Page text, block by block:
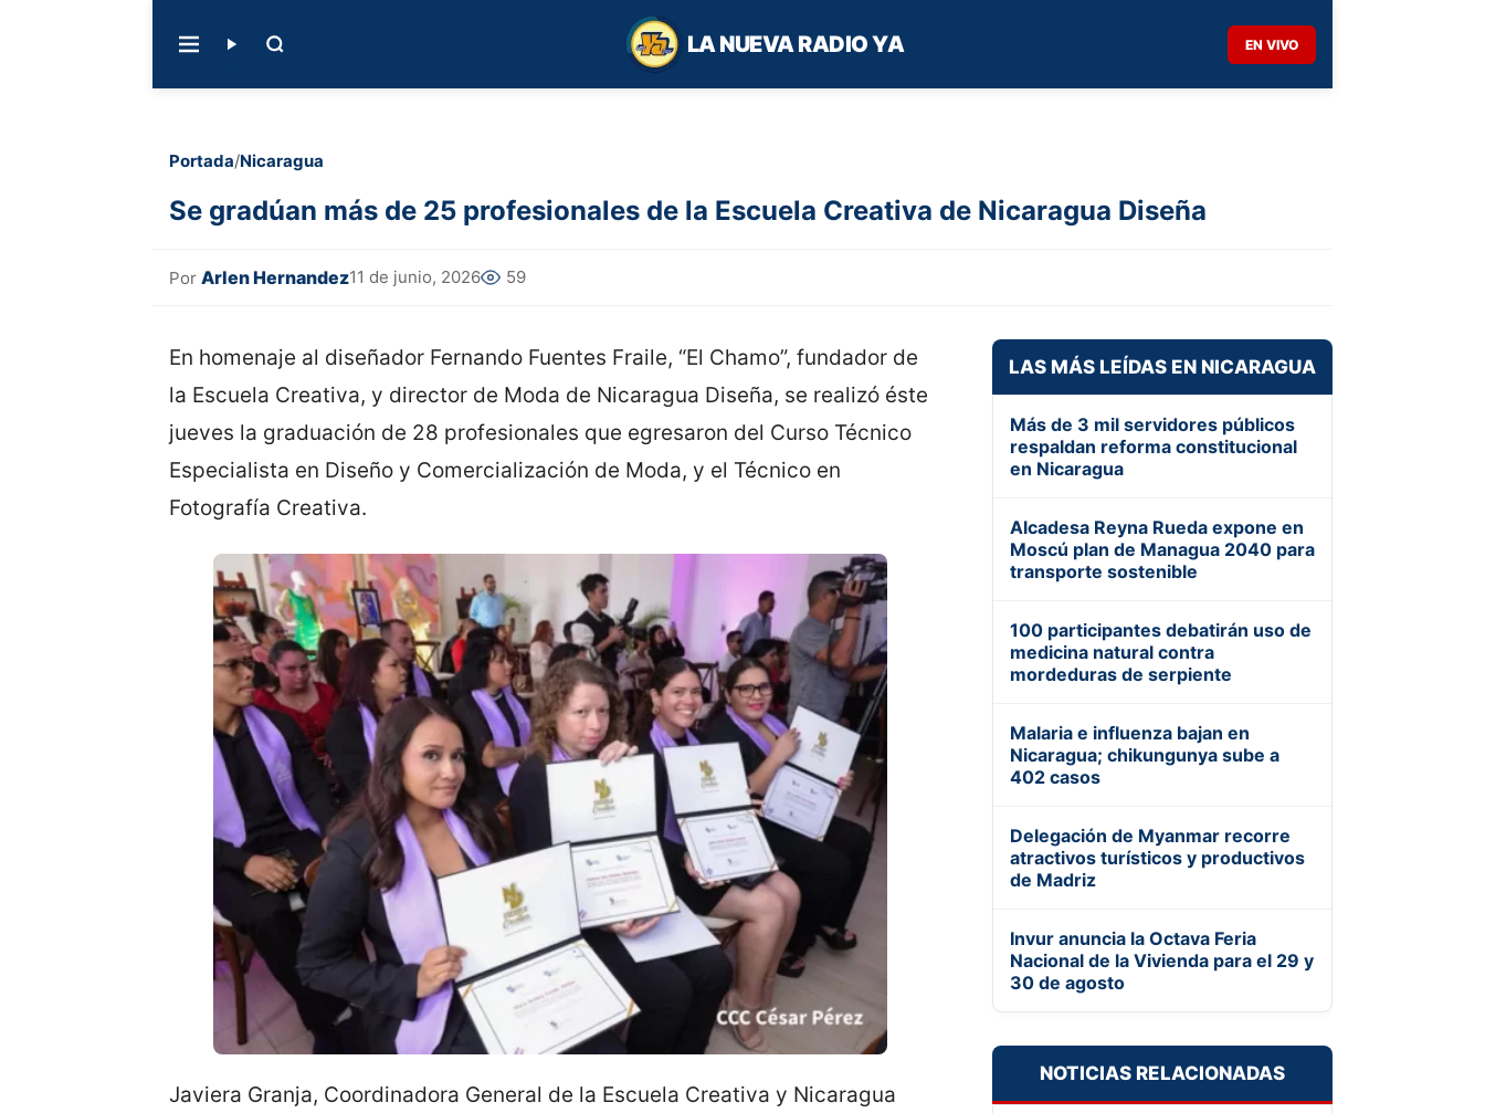
LA NUEVA RADIO YA EN VIVO
Portada/Nicaragua
Se gradúan más de 25 profesionales de la Escuela Creativa de Nicaragua Diseña
Por Arlen Hernandez11 de junio, 2026 59
En homenaje al diseñador Fernando Fuentes Fraile, “El Chamo”, fundador de
la Escuela Creativa, y director de Moda de Nicaragua Diseña, se realizó éste
jueves la graduación de 28 profesionales que egresaron del Curso Técnico
Especialista en Diseño y Comercialización de Moda, y el Técnico en
Fotografía Creativa.
Javiera Granja, Coordinadora General de la Escuela Creativa y Nicaragua
LAS MÁS LEÍDAS EN NICARAGUA
Más de 3 mil servidores públicos
respaldan reforma constitucional
en Nicaragua
Alcadesa Reyna Rueda expone en
Moscú plan de Managua 2040 para
transporte sostenible
100 participantes debatirán uso de
medicina natural contra
mordeduras de serpiente
Malaria e influenza bajan en
Nicaragua; chikungunya sube a
402 casos
Delegación de Myanmar recorre
atractivos turísticos y productivos
de Madriz
Invur anuncia la Octava Feria
Nacional de la Vivienda para el 29 y
30 de agosto
NOTICIAS RELACIONADAS